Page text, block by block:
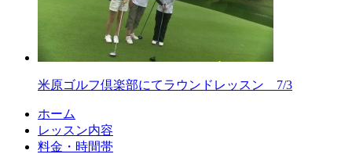
米原ゴルフ倶楽部にてラウンドレッスン 7/3
ホーム
レッスン内容
料金・時間帯